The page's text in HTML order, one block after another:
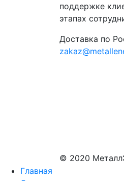
поддержке
этапах
Доставка по
© 2020
Главная